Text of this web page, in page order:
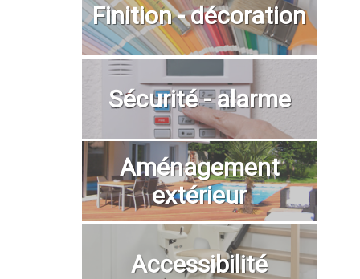
Finition - décoration
Sécurité - alarme
Aménagement
extérieur
Accessibilité